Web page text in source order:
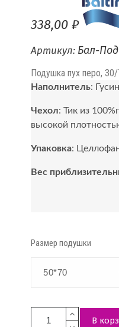
338,00 ₽
Артикул: Бал-
Подушка пух перо,
Наполнитель:
Чехол: Тик из
высокой
Упаковка:
Вес
70*70
Размер подушки
В